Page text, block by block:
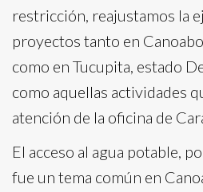
restricción, reajustamos la
proyectos tanto en
como en Tucupita, estado
como aquellas actividades
atención de la oficina de
El acceso al agua potable,
fue un tema común en